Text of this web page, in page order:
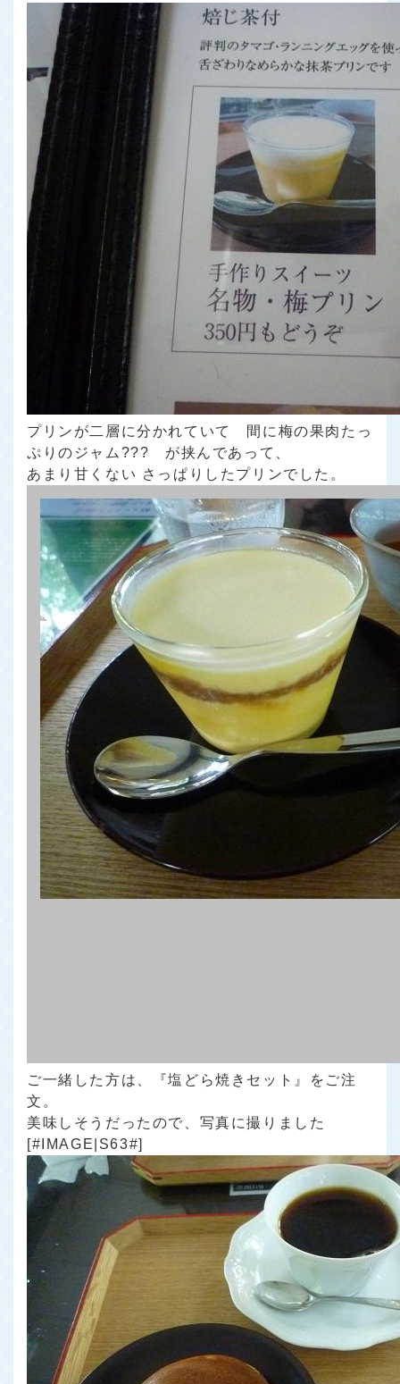
プリンが二層に分かれていて 間に梅の果肉たっ
ぷりのジャム??? が挟んであって、
あまり甘くない さっぱりしたプリンでした。
ご一緒した方は、『塩どら焼きセット』をご注
文。
美味しそうだったので、写真に撮りました
[#IMAGE|S63#]